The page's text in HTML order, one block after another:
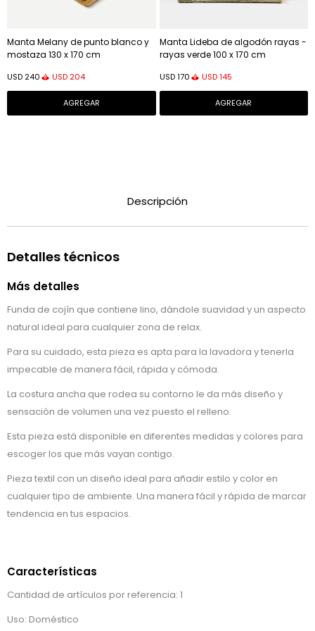
Manta Melany de punto blanco y
mostaza 130 x 170 cm
USD 240 USD 204
Manta Lideba de algodón rayas -
rayas verde 100 x 170 cm
USD 170 USD 145
Descripción
Detalles técnicos
Más detalles
Funda de cojín que contiene lino, dándole suavidad y un aspecto
natural ideal para cualquier zona de relax.
Para su cuidado, esta pieza es apta para la lavadora y tenerla
impecable de manera fácil, rápida y cómoda.
La costura ancha que rodea su contorno le da más diseño y
sensación de volumen una vez puesto el relleno.
Esta pieza está disponible en diferentes medidas y colores para
escoger los que más vayan contigo.
Pieza textil con un diseño ideal para añadir estilo y color en
cualquier tipo de ambiente. Una manera fácil y rápida de marcar
tendencia en tus espacios.
Características
Cantidad de artículos por referencia: 1
Uso: Doméstico